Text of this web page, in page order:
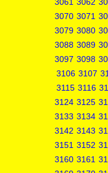
3070 3071
3079 3080
3088 3089
3097 3098
3106 3107
3115 3116
3124 3125
3133 3134
3142 3143
3151 3152
3160 3161